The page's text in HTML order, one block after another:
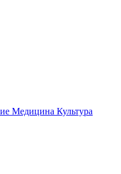
Медицина Культура